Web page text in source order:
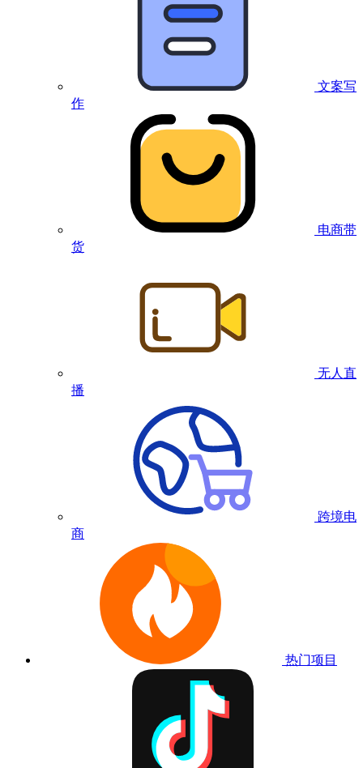
文案写
作
电商带
货
无人直
播
跨境电
商
热门项目